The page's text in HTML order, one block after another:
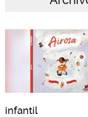
infantil